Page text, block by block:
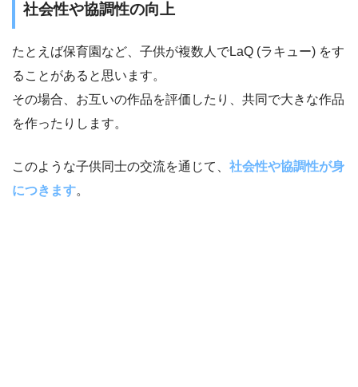
社会性や協調性の向上
たとえば保育園など、子供が複数人でLaQ (ラキュー) をす
ることがあると思います。
その場合、お互いの作品を評価したり、共同で大きな作品
を作ったりします。
このような子供同士の交流を通じて、 社会性や協調性が身
につきます。